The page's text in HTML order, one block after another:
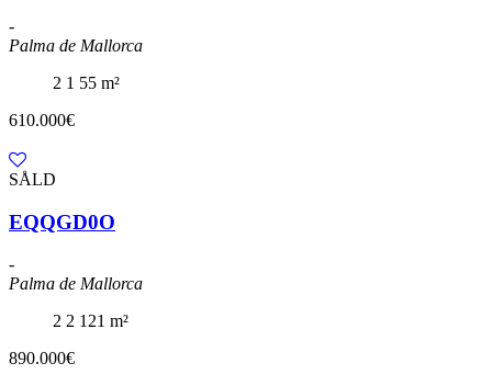
-
Palma de Mallorca
2 1 55 m²
610.000€
SÅLD
EQQGD0O
-
Palma de Mallorca
2 2 121 m²
890.000€